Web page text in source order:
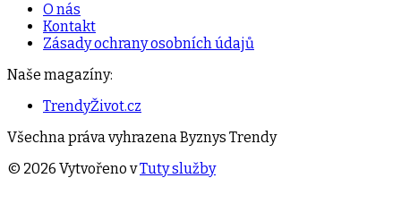
O nás
Kontakt
Zásady ochrany osobních údajů
Naše magazíny:
TrendyŽivot.cz
Všechna práva vyhrazenaByznys Trendy
© 2026 Vytvořeno vTuty služby